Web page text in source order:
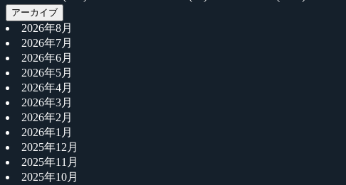
アーカイブ
2026年8月
2026年7月
2026年6月
2026年5月
2026年4月
2026年3月
2026年2月
2026年1月
2025年12月
2025年11月
2025年10月